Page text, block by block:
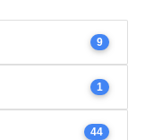
9
1
44